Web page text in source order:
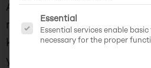
A rogue-lite style city-
relaxed dark fantasy
kingdom, find interesting
your heroes.
Es folgt eine Liste der
Essential
Essential services enable
necessary for the proper